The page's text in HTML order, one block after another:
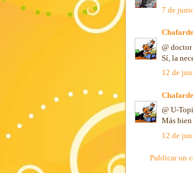
7 de
@
Sí, la
12 de
@ U-
Más bien
12 de
Publicar un